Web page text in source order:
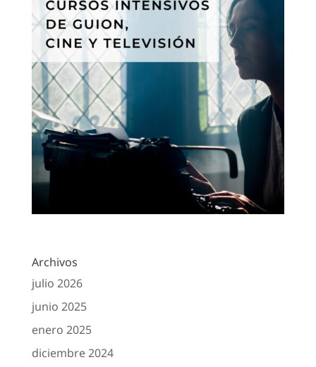
Archivos
julio 2026
junio 2025
enero 2025
diciembre 2024